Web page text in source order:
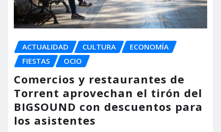
ACTUALIDAD CULTURA
ECONOMÍA
FIESTAS
OCIO
Comercios y restaurantes de
Torrent aprovechan el tirón del
BIGSOUND con descuentos para
los asistentes